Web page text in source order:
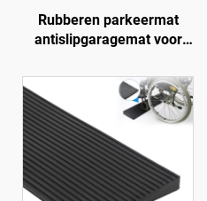
Rubberen parkeermat
antislipgaragemat voor
SUV/vrachtwagens/